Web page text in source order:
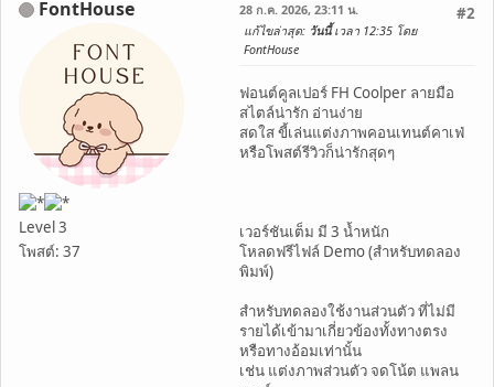
FontHouse
Level 3
โพสต์: 37
#2
28 ก.ค. 2026, 23:11 น.
แก้ไขล่าสุด: วันนี้เวลา 12:35 โดย
FontHouse
ฟอนต์คูลเปอร์ FH Coolper ลายมือ
สไตล์น่ารัก อ่านง่าย
สดใส ขี้เล่นแต่งภาพคอนเทนต์คาเฟ่
หรือโพสต์รีวิวก็น่ารักสุดๆ
เวอร์ชันเต็ม มี 3 น้ำหนัก
โหลดฟรีไฟล์ Demo (สำหรับทดลอง
พิมพ์)
สำหรับทดลองใช้งานส่วนตัว ที่ไม่มี
รายได้เข้ามาเกี่ยวข้องทั้งทางตรง
หรือทางอ้อมเท่านั้น
เช่น แต่งภาพส่วนตัว จดโน้ต แพลน